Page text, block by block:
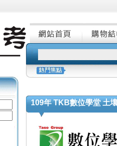
109年 TKB數位學堂 土